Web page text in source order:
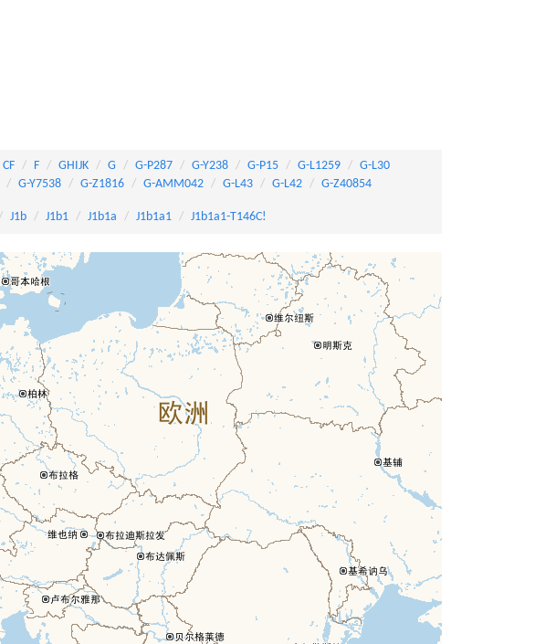
CF F GHIJK G G-P287 G-Y238 G-P15 G-L1259
G-L30
G-Y7538 G-Z1816 G-AMM042 G-L43 G-L42 G-Z40854
J1b J1b1 J1b1a J1b1a1 J1b1a1-T146C!